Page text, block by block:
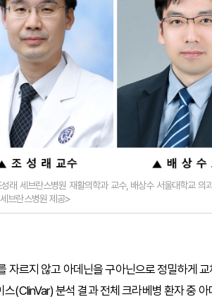
성래 세브란스병원 재활의학과 교수, 배상수 서울대학교 의
브란스병원 제공>
자르지 않고 아데닌을 구아닌으로 정밀하게
(ClinVar) 분석 결과 전체 크라베병 환자 중